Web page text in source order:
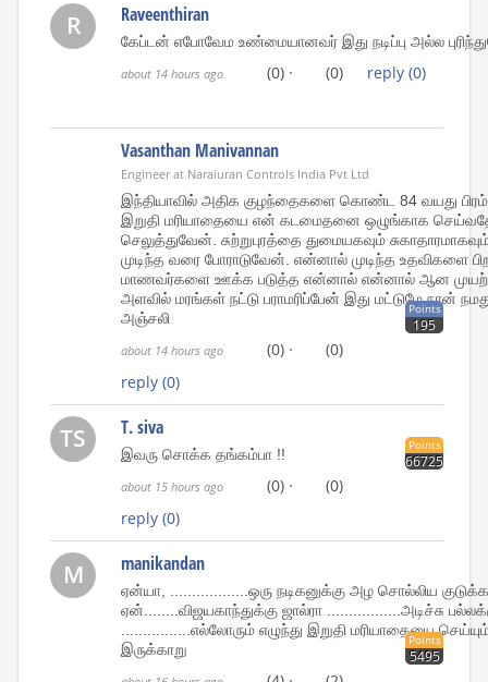
R Raveenthiran
கேப்டன் எபோவேம உண்மையானவர் இது நடிப்பு அல்ல
about 14 hours ago (0) · (0) reply (0)
Vasanthan Manivannan
Engineer at Naraiuran Controls India Pvt Ltd
இந்தியாவில் அதிக குழந்தைகளை கொண்ட 84 வயது
இறுதி மரியாதையை என் கடமைதனை ஒழுங்காக
செலுத்துவேன். சுற்றுபுரத்தை துமையகவும்
முடிந்த வரை போராடுவேன். என்னால் முடிந்த உதவிகளை
மாணவர்களை ஊக்க படுத்த என்னால் என்னால் ஆன
அளவில் மரங்கள் நட்டு பராமரிப்பேன் இது மட்டுமே நான்
அஞ்சலி
Points
195
about 14 hours ago (0) ·
(0)
reply (0)
TS T. siva
இவரு சொக்க தங்கம்பா !!
Points
66725
about 15 hours ago (0) ·
(0)
reply (0)
M manikandan
ஏன்யா, ..................ஒரு நடிகனுக்கு அழ சொல்லிய
ஏன்........விஜயகாந்துக்கு ஜால்ரா .................அடிச்சு
................எல்லோரும் எழுந்து இறுதி மரியாதையை
இருக்காறு
Points
5495